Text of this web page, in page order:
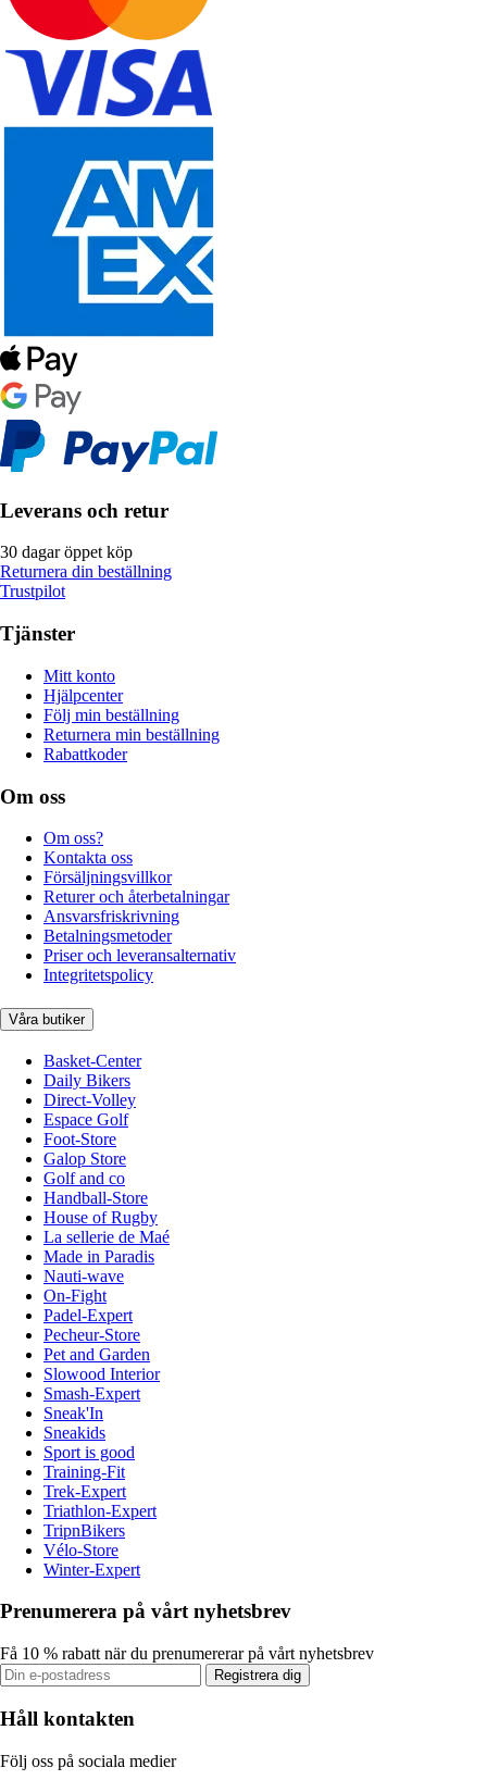
Leverans och retur
30 dagar öppet köp
Returnera din beställning
Trustpilot
Tjänster
Mitt konto
Hjälpcenter
Följ min beställning
Returnera min beställning
Rabattkoder
Om oss
Om oss?
Kontakta oss
Försäljningsvillkor
Returer och återbetalningar
Ansvarsfriskrivning
Betalningsmetoder
Priser och leveransalternativ
Integritetspolicy
Våra butiker
Basket-Center
Daily Bikers
Direct-Volley
Espace Golf
Foot-Store
Galop Store
Golf and co
Handball-Store
House of Rugby
La sellerie de Maé
Made in Paradis
Nauti-wave
On-Fight
Padel-Expert
Pecheur-Store
Pet and Garden
Slowood Interior
Smash-Expert
Sneak'In
Sneakids
Sport is good
Training-Fit
Trek-Expert
Triathlon-Expert
TripnBikers
Vélo-Store
Winter-Expert
Prenumerera på vårt nyhetsbrev
Få 10 % rabatt när du prenumererar på vårt nyhetsbrev
Registrera dig
Håll kontakten
Följ oss på sociala medier